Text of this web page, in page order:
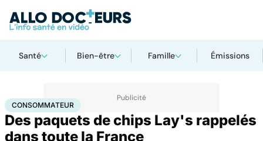
Santé Bien-être Famille Émissions
AccueilSantéConsommateur
CONSOMMATEUR
Des paquets de chips Lay's rappelés
dans toute la France